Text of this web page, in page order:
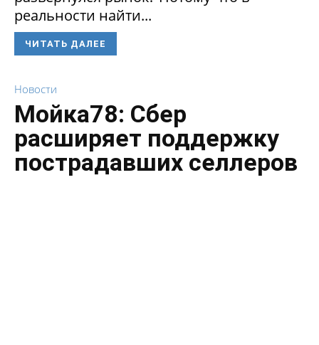
реальности найти...
ЧИТАТЬ ДАЛЕЕ
Новости
Мойка78: Сбер
расширяет поддержку
пострадавших селлеров